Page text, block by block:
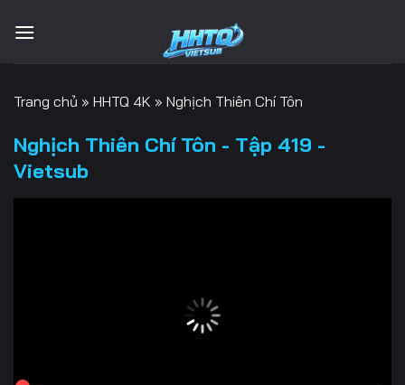
qua
Trang chủ » HHTQ 4K » Nghịch Thiên Chí Tôn
Nghịch Thiên Chí Tôn - Tập 419 -
Vietsub